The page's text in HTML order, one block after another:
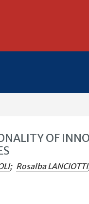
OF
; Rosalba LANCIOTTI